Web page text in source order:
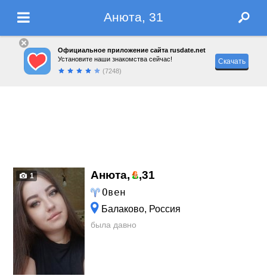
Анюта, 31
Официальное приложение сайта rusdate.net
Установите наши знакомства сейчас!
(7248)
Скачать
1 Анюта, ,31
Овен
Балаково, Россия
была давно